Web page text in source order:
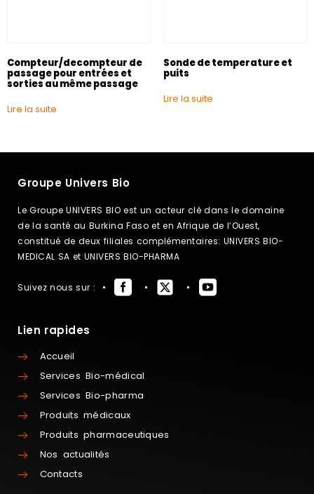
Compteur/decompteur de
passage pour entrées et
sorties au même passage
Lire la suite
Sonde de temperature et
puits
Lire la suite
Groupe Univers Bio
Le Groupe UNIVERS BIO est un acteur clé dans le domaine
de la santé au Burkina Faso et en Afrique de l’Ouest,
constitué de deux filiales complémentaires: UNIVERS BIO-
MEDICAL SA et UNIVERS BIO-PHARMA
Suivez nous sur :
Lien rapides
Accueil
Services Bio-médical
Services Bio-pharma
Produits médicaux
Produits pharmaceutiques
Nos actualités
Contacts